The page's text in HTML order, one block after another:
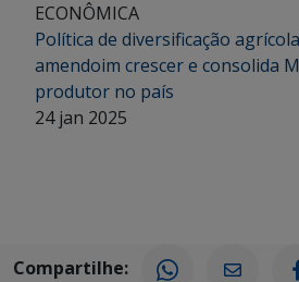
ECONÔMICA
Política de diversificação
amendoim crescer e consolida
produtor no país
24 jan 2025
Compartilhe: